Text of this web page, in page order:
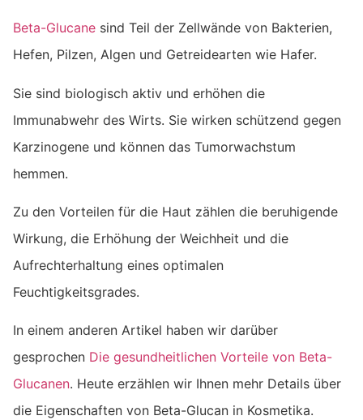
Beta-Glucane sind Teil der Zellwände von Bakterien,
Hefen, Pilzen, Algen und Getreidearten wie Hafer.
Sie sind biologisch aktiv und erhöhen die
Immunabwehr des Wirts. Sie wirken schützend gegen
Karzinogene und können das Tumorwachstum
hemmen.
Zu den Vorteilen für die Haut zählen die beruhigende
Wirkung, die Erhöhung der Weichheit und die
Aufrechterhaltung eines optimalen
Feuchtigkeitsgrades.
In einem anderen Artikel haben wir darüber
gesprochen Die gesundheitlichen Vorteile von Beta-
Glucanen. Heute erzählen wir Ihnen mehr Details über
die Eigenschaften von Beta-Glucan in Kosmetika.